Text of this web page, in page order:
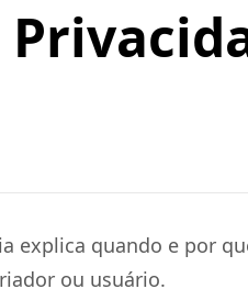
explica quando e por
ou usuário.